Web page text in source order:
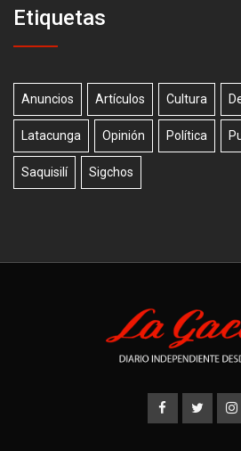
Etiquetas
Anuncios Artículos Cultura
Latacunga Opinión Política
Saquisilí Sigchos